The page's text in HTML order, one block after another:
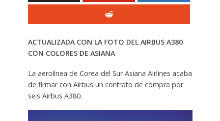
ACTUALIZADA CON LA FOTO DEL AIRBUS A380
CON COLORES DE ASIANA
La aerolínea de Corea del Sur Asiana Airlines acaba
de firmar con Airbus un contrato de compra por
seis Airbus A380.